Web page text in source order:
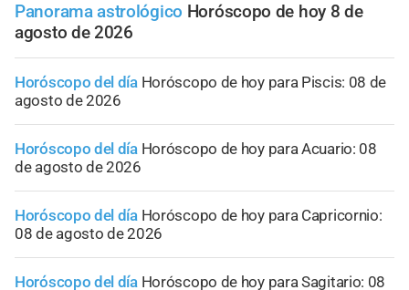
Panorama astrológico Horóscopo de hoy 8 de
agosto de 2026
Horóscopo del día Horóscopo de hoy para Piscis: 08 de
agosto de 2026
Horóscopo del día Horóscopo de hoy para Acuario: 08
de agosto de 2026
Horóscopo del día Horóscopo de hoy para Capricornio:
08 de agosto de 2026
Horóscopo del día Horóscopo de hoy para Sagitario: 08